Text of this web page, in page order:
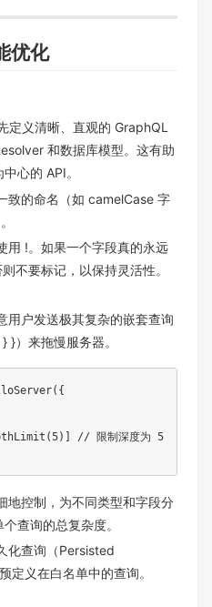
优化
定义清晰、直观的 GraphQL
和数据库模型。这有助
心的 API。
致的命名（如 camelCase 字
用 !。如果一个字段真的永远
不要标记，以保持灵活性。
用户发送极其复杂的嵌套查询
}）来拖慢服务器。
( {
(5) ]
// 限制深度为 5
地控制，为不同类型和字段分
查询的总复杂度。
化查询（Persisted
定义在白名单中的查询。